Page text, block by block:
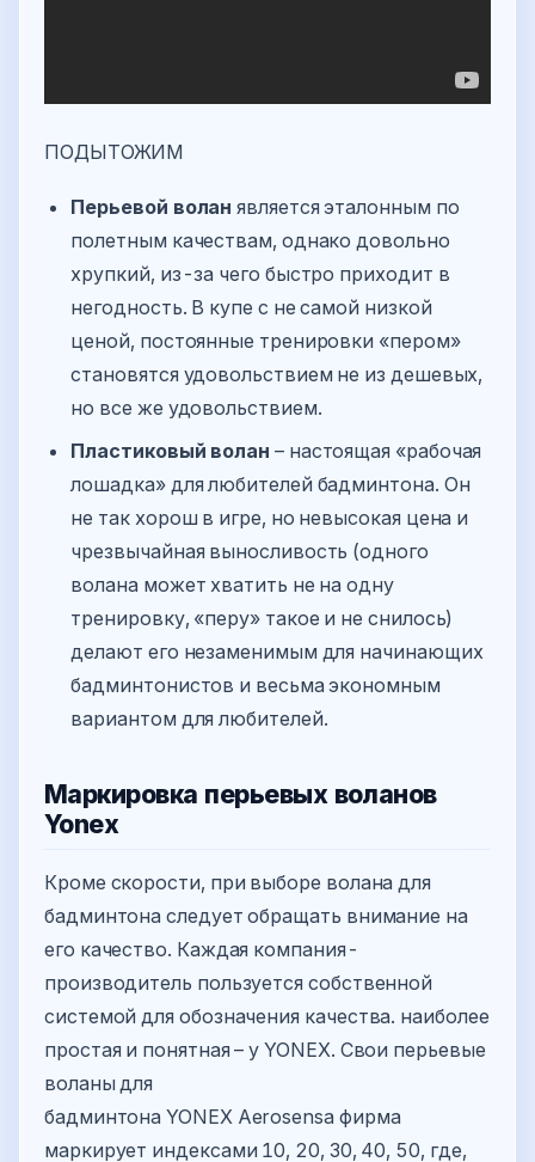
ПОДЫТОЖИМ
Перьевой волан является эталонным по
полетным качествам, однако довольно
хрупкий, из-за чего быстро приходит в
негодность. В купе с не самой низкой
ценой, постоянные тренировки «пером»
становятся удовольствием не из дешевых,
но все же удовольствием.
Пластиковый волан – настоящая «рабочая
лошадка» для любителей бадминтона. Он
не так хорош в игре, но невысокая цена и
чрезвычайная выносливость (одного
волана может хватить не на одну
тренировку, «перу» такое и не снилось)
делают его незаменимым для начинающих
бадминтонистов и весьма экономным
вариантом для любителей.
Маркировка перьевых воланов
Yonex
Кроме скорости, при выборе волана для
бадминтона следует обращать внимание на
его качество. Каждая компания-
производитель пользуется собственной
системой для обозначения качества. наиболее
простая и понятная – у YONEX. Свои перьевые
воланы для
бадминтона YONEX Aerosensa фирма
маркирует индексами 10, 20, 30, 40, 50, где,